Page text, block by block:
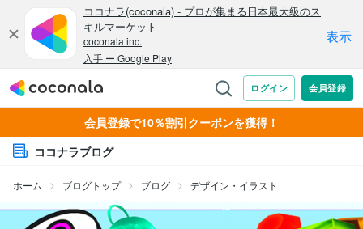
会員登録で10％割引クーポンを獲得！
ココナラブログ
ホーム ブログトップ ブログ デザイン・イラスト